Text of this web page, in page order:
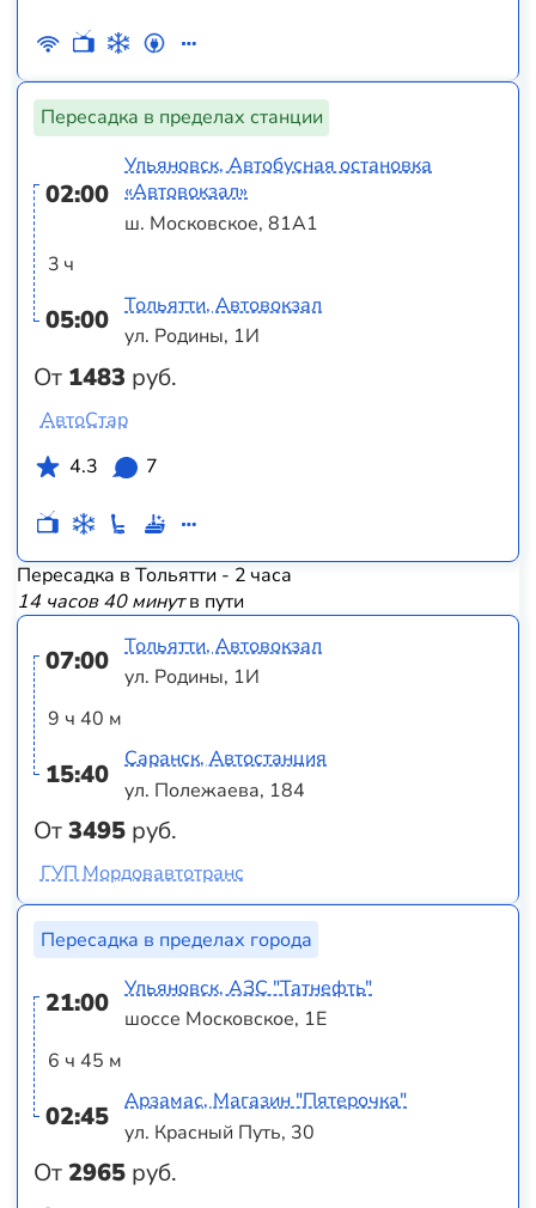
Пересадка в пределах станции
02:00
3 ч
05:00
От 1483 руб.
Ульяновск, Автобусная остановка
«Автовокзал»
ш. Московское, 81А1
Тольятти, Автовокзал
ул. Родины, 1И
АвтоСтар
4.3
7
Пересадка в Тольятти - 2 часа
14 часов 40 минутв пути
07:00
9 ч 40 м
15:40
От3495 руб.
Тольятти, Автовокзал
ул. Родины, 1И
Саранск, Автостанция
ул. Полежаева, 184
ГУП Мордовавтотранс
Пересадка в пределах города
21:00
6 ч 45 м
02:45
От2965 руб.
Ульяновск, АЗС "Татнефть"
шоссе Московское, 1Е
Арзамас, Магазин "Пятерочка"
ул. Красный Путь, 30